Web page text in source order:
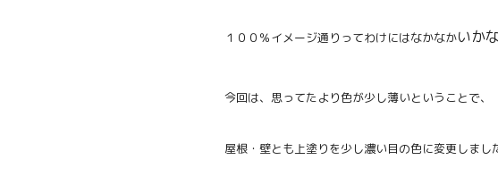
１００％イメージ通りってわけにはなかなかいか
今回は、思ってたより色が少し薄いということで、
屋根・壁とも上塗りを少し濃い目の色に変更しまし